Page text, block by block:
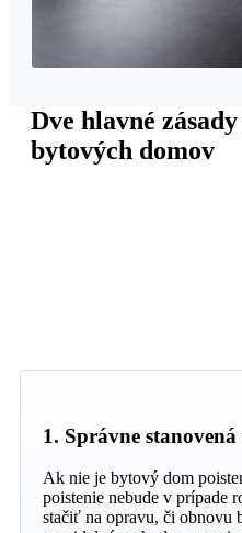
Dve hlavné
bytových domov
1. Správne
Ak nie je bytový dom
poistenie nebude v prípade
stačiť na opravu, či obnovu